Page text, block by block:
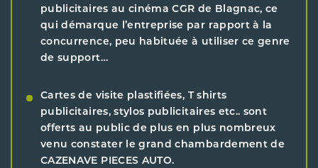
publicitaires au cinéma CGR de Blagnac, ce
qui démarque l’entreprise par rapport à la
concurrence, peu habituée à utiliser ce genre
de support…
Cartes de visite plastifiées, T shirts
publicitaires, stylos publicitaires etc.. sont
offerts au public de plus en plus nombreux
venu constater le grand chambardement de
CAZENAVE PIECES AUTO.